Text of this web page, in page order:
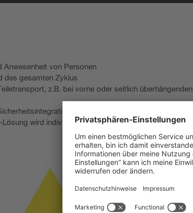
Anwesenheit von Personen
des gesamten Zyklus
z.B. bei vorne oder seitlich überhängenden
wird individuell an Ihre Anwendung angepasst